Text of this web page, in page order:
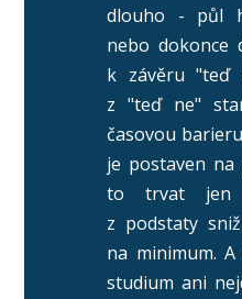
dlouho - půl
nebo dokonce
k závěru "teď
z "teď ne"
časovou
je postaven na
to trvat jen
z podstaty
na minimum.
studium ani